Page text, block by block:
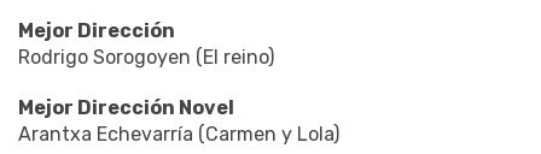
Mejor Dirección
Rodrigo Sorogoyen (El reino)
Mejor Dirección Novel
Arantxa Echevarría (Carmen y Lola)